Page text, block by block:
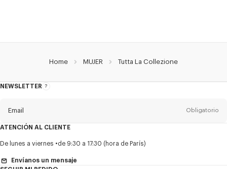
Home MUJER Tutta La Collezione
NEWSLETTER
Acerca
Email Obligatorio
TítuloObligatorio
ATENCIÓN AL CLIENTE
De lunes a viernes de 9:30 a 17:30 (hora de París)
Envíanos un mensaje